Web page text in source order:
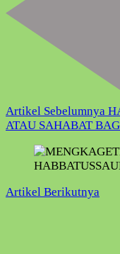
Artikel Sebelumnya
ATAU SAHABAT
Artikel Berikutnya